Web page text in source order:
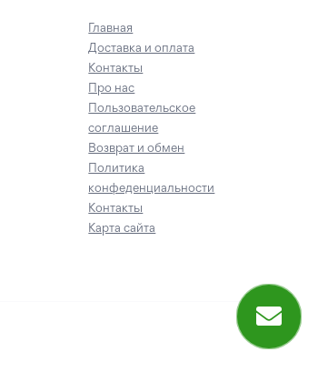
Главная
Доставка и оплата
Контакты
Про нас
Пользовательское
соглашение
Возврат и обмен
Политика
конфеденциальности
Контакты
Карта сайта